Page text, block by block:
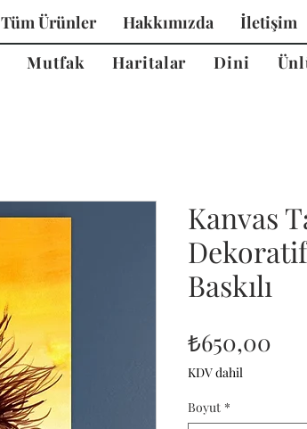
Tüm Ürünler Hakkımızda İletişim
Mutfak Haritalar Dini
Kanvas
Baskılı
₺650,00
KDV dahil
Boyut *